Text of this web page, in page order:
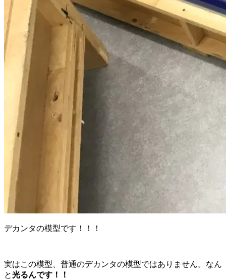
デカンタの模型です！！！
実はこの模型、普通のデカンタの模型ではありません。なん
と光るんです！！